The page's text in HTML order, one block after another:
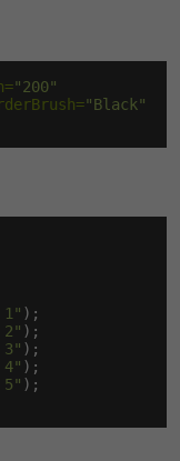
"200"
"Black"
1" );
2" );
3" );
4" );
5" );